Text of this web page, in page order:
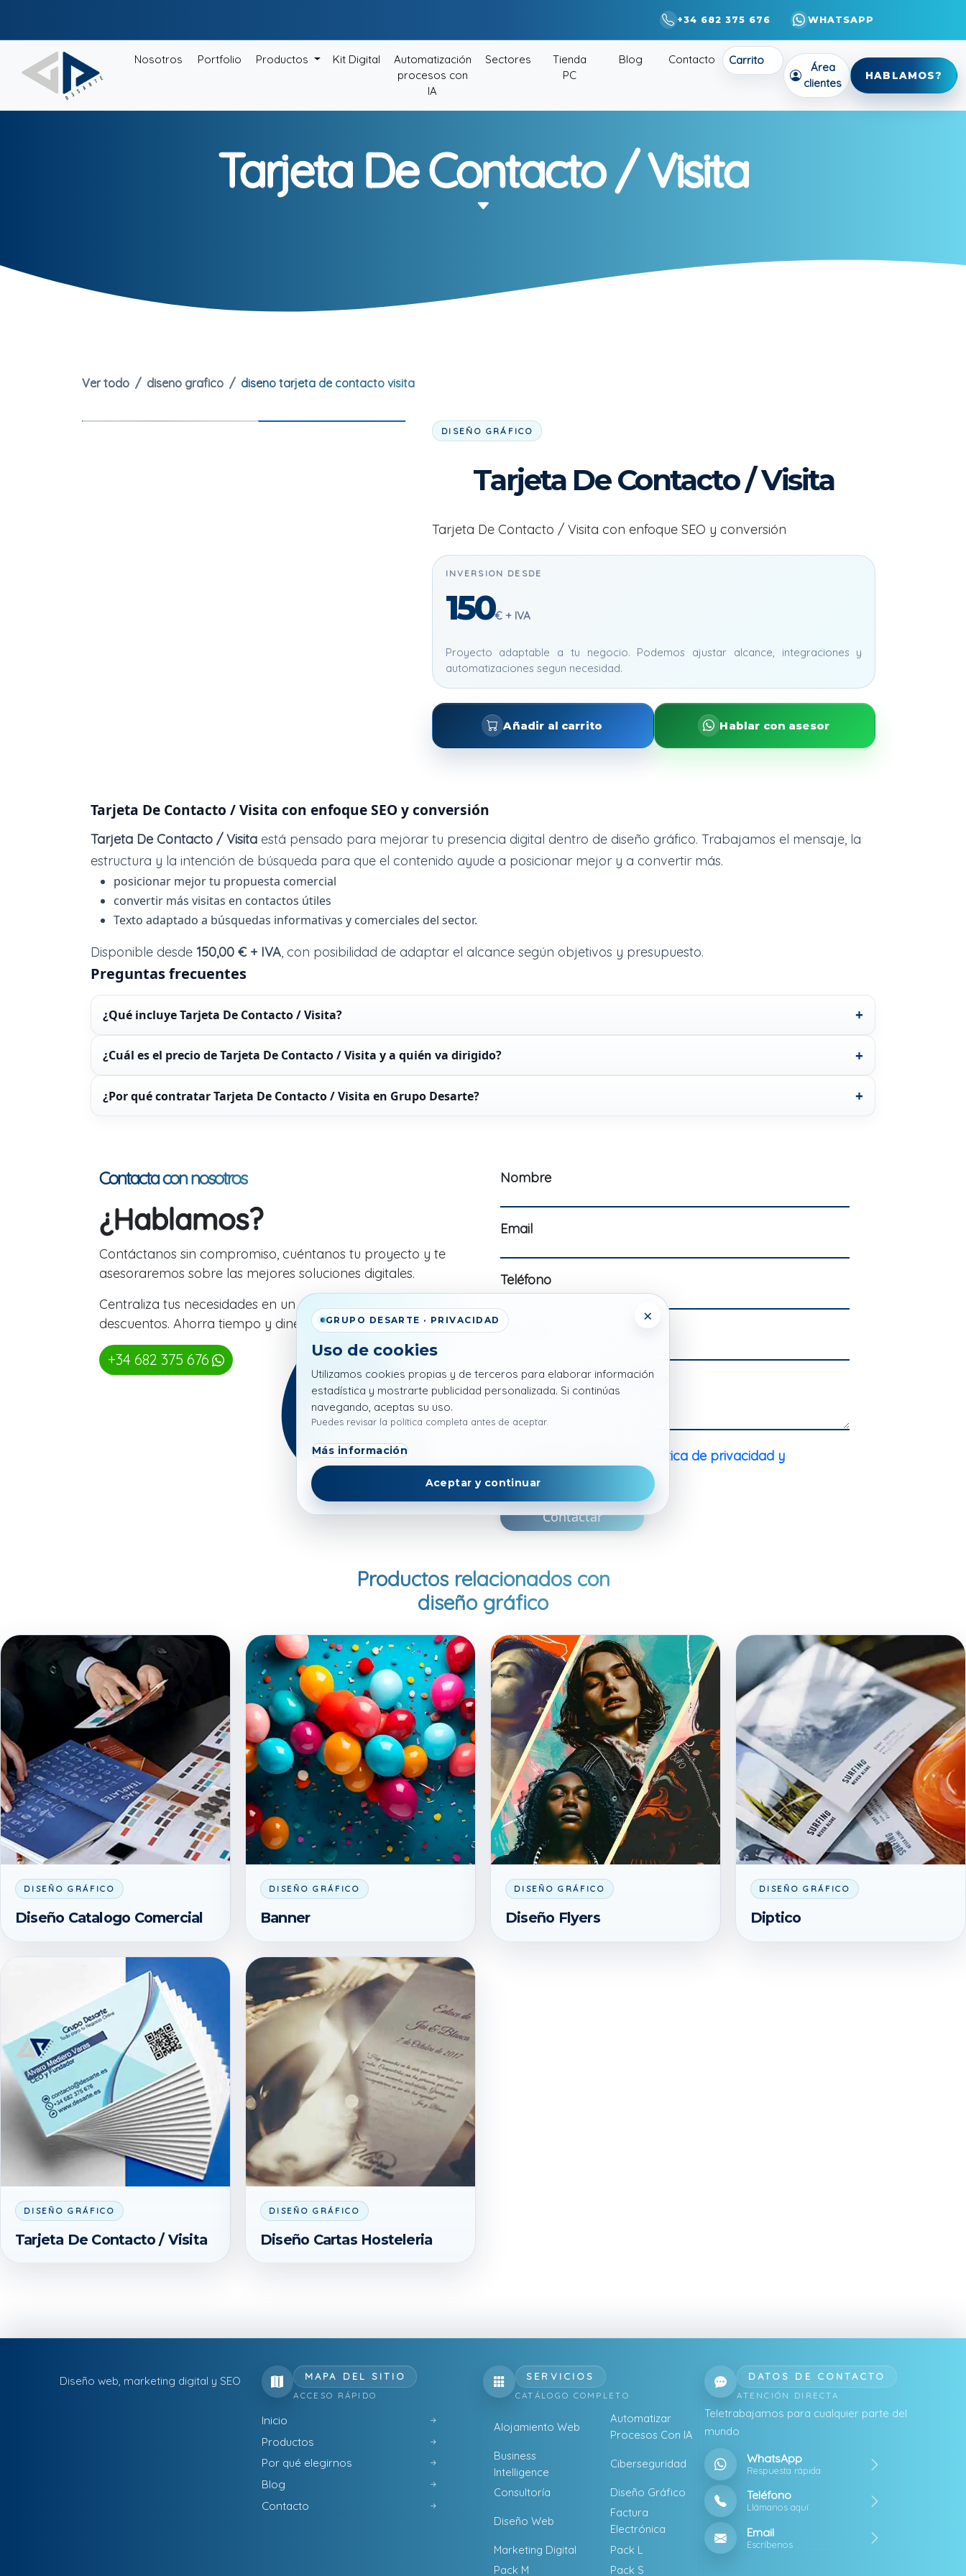
+34 682 375 676 WHATSAPP
Nosotros Portfolio Productos Kit Digital
Automatización
procesos con
IA
Sectores
Tienda
PC
Blog Contacto Carrito
Área
clientes
HABLAMOS?
×
GRUPO DESARTE · PRIVACIDAD
Uso de cookies
Utilizamos cookies propias y de terceros para elaborar información
estadística y mostrarte publicidad personalizada. Si continúas
navegando, aceptas su uso.
Puedes revisar la política completa antes de aceptar.
Más información
Aceptar y continuar
Tarjeta De Contacto / Visita
Ver todo diseno grafico diseno tarjeta de contacto visita
DISEÑO GRÁFICO
Tarjeta De Contacto / Visita
Tarjeta De Contacto / Visita con enfoque SEO y conversión
INVERSION DESDE
150€ + IVA
Proyecto adaptable a tu negocio. Podemos ajustar alcance, integraciones y
automatizaciones segun necesidad.
Añadir al carrito Hablar con asesor
Tarjeta De Contacto / Visita con enfoque SEO y conversión
Tarjeta De Contacto / Visita está pensado para mejorar tu presencia digital dentro de diseño gráfico. Trabajamos el mensaje, la
estructura y la intención de búsqueda para que el contenido ayude a posicionar mejor y a convertir más.
posicionar mejor tu propuesta comercial
convertir más visitas en contactos útiles
Texto adaptado a búsquedas informativas y comerciales del sector.
Disponible desde 150,00 € + IVA, con posibilidad de adaptar el alcance según objetivos y presupuesto.
Preguntas frecuentes
¿Qué incluye Tarjeta De Contacto / Visita?
¿Cuál es el precio de Tarjeta De Contacto / Visita y a quién va dirigido?
¿Por qué contratar Tarjeta De Contacto / Visita en Grupo Desarte?
Contacta con nosotros
¿Hablamos?
Contáctanos sin compromiso, cuéntanos tu proyecto y te
asesoraremos sobre las mejores soluciones digitales.
Centraliza tus necesidades en un equipo experto y obtén
descuentos. Ahorra tiempo y dinero
+34 682 375 676
Nombre
Email
Teléfono
Empresa
¿Cómo podemos ayudarte?
Política de privacidad y
condiciones de uso
Contactar
Productos relacionados con
diseño gráfico
DISEÑO GRÁFICO
Diseño Catalogo Comercial
DISEÑO GRÁFICO
Banner
DISEÑO GRÁFICO
Diseño Flyers
DISEÑO GRÁFICO
Diptico
DISEÑO GRÁFICO
Tarjeta De Contacto / Visita
DISEÑO GRÁFICO
Diseño Cartas Hosteleria
Diseño web, marketing digital y SEO MAPA DEL SITIO
ACCESO RÁPIDO
Inicio
Productos
Por qué elegirnos
Blog
Contacto
SERVICIOS
CATÁLOGO COMPLETO
Alojamiento Web
Automatizar
Procesos Con IA
Business
Intelligence
Ciberseguridad
Consultoría Diseño Gráfico
Diseño Web
Factura
Electrónica
Marketing Digital
Pack L
Pack M
Pack S
DATOS DE CONTACTO
ATENCIÓN DIRECTA
Teletrabajamos para cualquier parte del
mundo
WhatsApp
Respuesta rápida
Teléfono
Llámanos aquí
Email
Escríbenos